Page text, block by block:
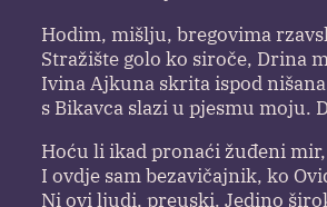
Hodim, mišlju, bregovima
Stražište golo ko siroče, Drina
Ivina Ajkuna skrita ispod
s Bikavca slazi u pjesmu moju.
Hoću li ikad pronaći žuđeni
I ovdje sam bezavičajnik, ko
Ni ovi ljudi, preuski. Jedino